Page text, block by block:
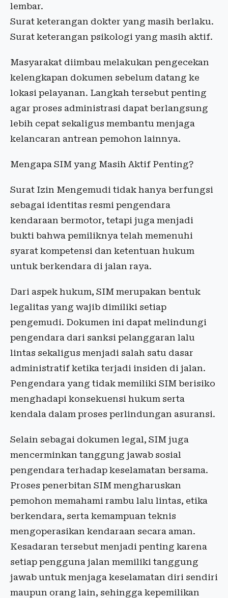
lembar.
Surat keterangan dokter yang masih berlaku.
Surat keterangan psikologi yang masih aktif.
Masyarakat diimbau melakukan pengecekan
kelengkapan dokumen sebelum datang ke
lokasi pelayanan. Langkah tersebut penting
agar proses administrasi dapat berlangsung
lebih cepat sekaligus membantu menjaga
kelancaran antrean pemohon lainnya.
Mengapa SIM yang Masih Aktif Penting?
Surat Izin Mengemudi tidak hanya berfungsi
sebagai identitas resmi pengendara
kendaraan bermotor, tetapi juga menjadi
bukti bahwa pemiliknya telah memenuhi
syarat kompetensi dan ketentuan hukum
untuk berkendara di jalan raya.
Dari aspek hukum, SIM merupakan bentuk
legalitas yang wajib dimiliki setiap
pengemudi. Dokumen ini dapat melindungi
pengendara dari sanksi pelanggaran lalu
lintas sekaligus menjadi salah satu dasar
administratif ketika terjadi insiden di jalan.
Pengendara yang tidak memiliki SIM berisiko
menghadapi konsekuensi hukum serta
kendala dalam proses perlindungan asuransi.
Selain sebagai dokumen legal, SIM juga
mencerminkan tanggung jawab sosial
pengendara terhadap keselamatan bersama.
Proses penerbitan SIM mengharuskan
pemohon memahami rambu lalu lintas, etika
berkendara, serta kemampuan teknis
mengoperasikan kendaraan secara aman.
Kesadaran tersebut menjadi penting karena
setiap pengguna jalan memiliki tanggung
jawab untuk menjaga keselamatan diri sendiri
maupun orang lain, sehingga kepemilikan